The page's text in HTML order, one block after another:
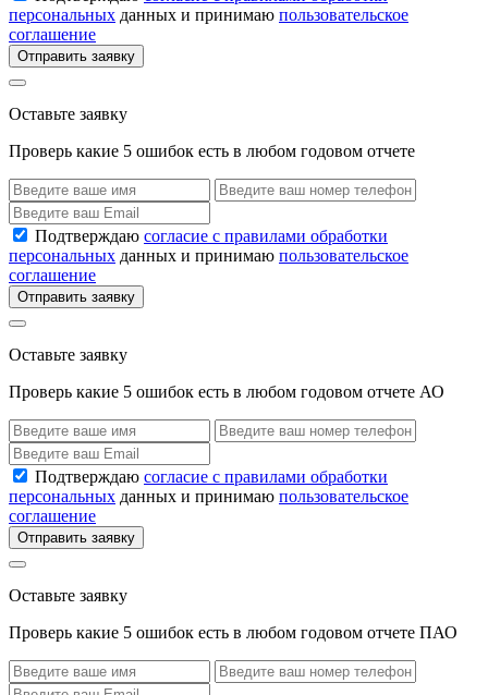
персональных данных и принимаю пользовательское
соглашение
Отправить заявку
Оставьте заявку
Проверь какие 5 ошибок есть в любом годовом отчете
Подтверждаю согласие с правилами обработки
персональных данных и принимаю пользовательское
соглашение
Отправить заявку
Оставьте заявку
Проверь какие 5 ошибок есть в любом годовом отчете АО
Подтверждаю согласие с правилами обработки
персональных данных и принимаю пользовательское
соглашение
Отправить заявку
Оставьте заявку
Проверь какие 5 ошибок есть в любом годовом отчете ПАО